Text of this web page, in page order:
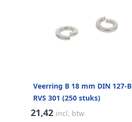
Veerring B 18 mm DIN 127-B
RVS 301 (250 stuks)
21,42 incl. btw